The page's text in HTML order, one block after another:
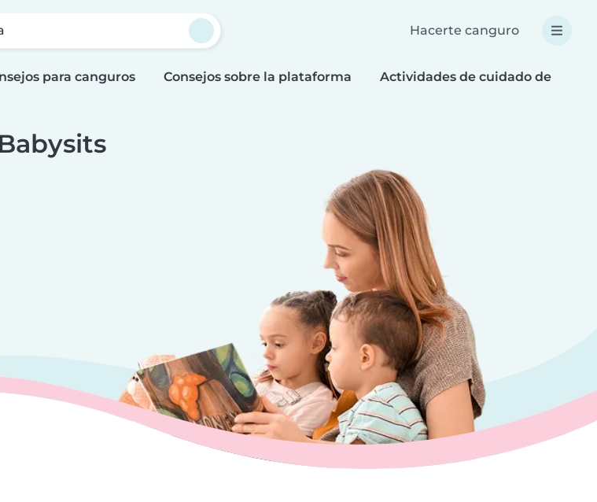
Hacerte canguro
para canguros Consejos sobre la plataforma Actividades de cuidado de niños